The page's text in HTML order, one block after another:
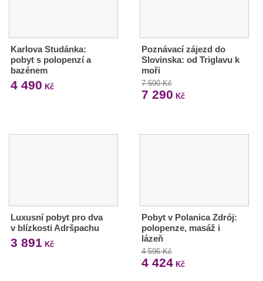
Karlova Studánka:
pobyt s polopenzí a
bazénem
4 490 Kč
Poznávací zájezd do
Slovinska: od Triglavu k
moři
7 590 Kč
7 290 Kč
Luxusní pobyt pro dva
v blízkosti Adršpachu
3 891 Kč
Pobyt v Polanica Zdrój:
polopenze, masáž i
lázeň
4 596 Kč
4 424Kč